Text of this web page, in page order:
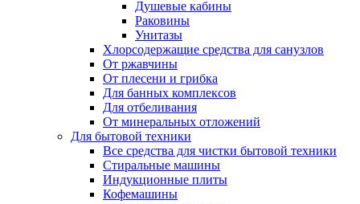
Душевые кабины
Раковины
Унитазы
Хлорсодержащие средства для санузлов
От ржавчины
От плесени и грибка
Для банных комплексов
Для отбеливания
От минеральных отложений
Для бытовой техники
Все средства для чистки бытовой техники
Стиральные машины
Индукционные плиты
Кофемашины